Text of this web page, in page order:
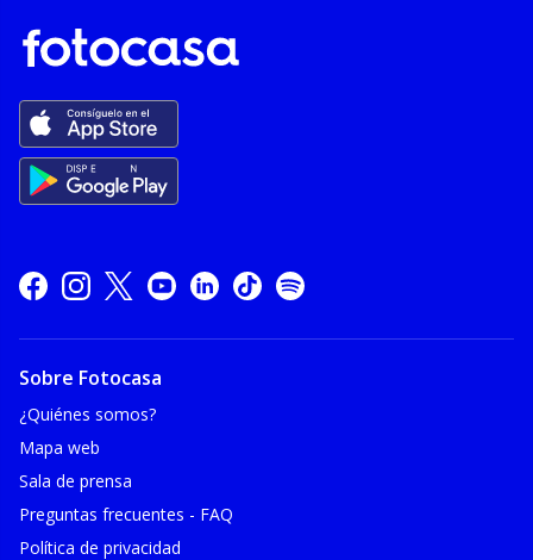
Sobre Fotocasa
¿Quiénes somos?
Mapa web
Sala de prensa
Preguntas frecuentes - FAQ
Política de privacidad